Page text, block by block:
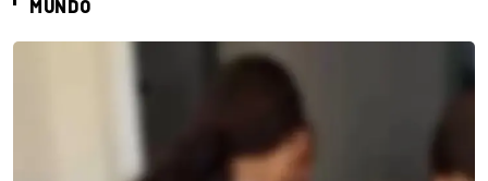
MUNDO